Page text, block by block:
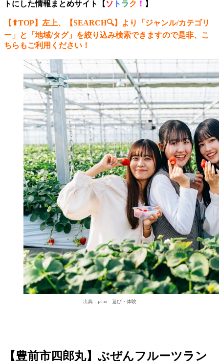
トにした情報まとめサイト【 ソ ト ラク ！ 】
【⬆︎TOP】左上、【SEARCH🔍】より「ジャンル/カテゴリ
ー 」と「地域/タグ」を絞り込み検索できますので是非、こ
ちらもご利用ください！
出典：jalan 遊び・体験
【豊前市四郎丸】ぶぜんフルーツラン